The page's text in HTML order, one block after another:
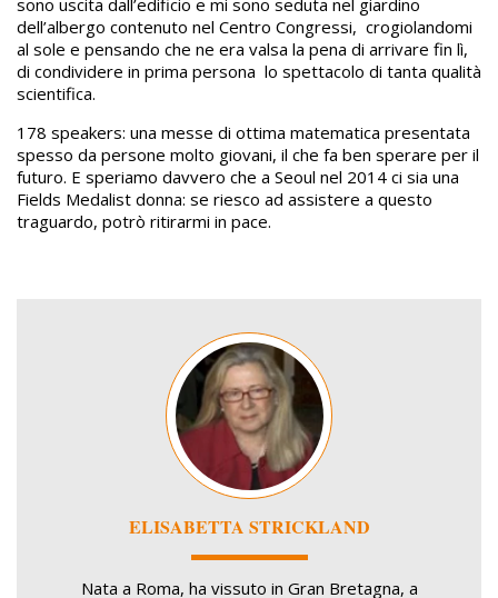
sono uscita dall’edificio e mi sono seduta nel giardino
dell’albergo contenuto nel Centro Congressi, crogiolandomi
al sole e pensando che ne era valsa la pena di arrivare fin lì,
di condividere in prima persona lo spettacolo di tanta qualità
scientifica.
178 speakers: una messe di ottima matematica presentata
spesso da persone molto giovani, il che fa ben sperare per il
futuro. E speriamo davvero che a Seoul nel 2014 ci sia una
Fields Medalist donna: se riesco ad assistere a questo
traguardo, potrò ritirarmi in pace.
ELISABETTA STRICKLAND
Nata a Roma, ha vissuto in Gran Bretagna, a